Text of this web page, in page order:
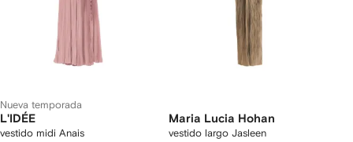
Nueva temporada
L'IDÉE
vestido midi Anais
Maria Lucia Hohan
vestido largo Jasleen